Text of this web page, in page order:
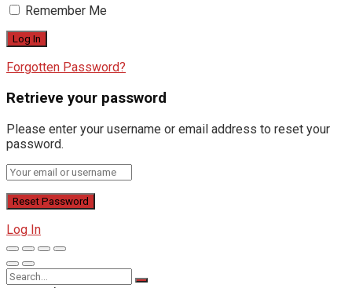
Remember Me
Forgotten Password?
Retrieve your password
Please enter your username or email address to reset your
password.
Log In